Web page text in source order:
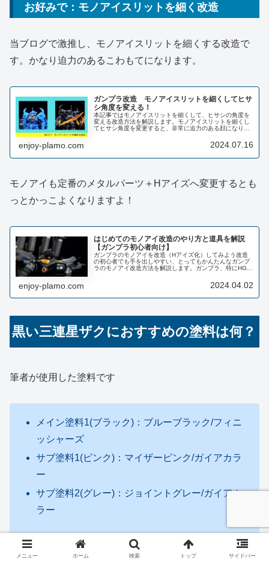
お好みで：モノアイスリットを細く改造
当ブログで激推し、モノアイスリットを細くする改造で
す。かなり迫力のあるこわもてになります。
ガンプラ改造 モノアイスリットを細くしてヒサ
シ角度を変える！
本記事ではモノアイスリットを細くして、ヒサシの角度を
変える改造方法を解説します。モノアイスリットを細くし
てヒサシ角度を変更すると、非常に迫力のある顔になりま
enjoy-plamo.com 2024.07.16
モノアイも定番のメタルパーツ＋Hアイズへ変更するとも
っとかっこよくなりますよ！
はじめてのモノアイ改造のやり方と道具を解説
【ガンプラ初心者向け】
ガンプラのモノアイを改造（Hアイズ化）してみよう改造
の初心者でも手を出しやすい、とってもかんたんなガンプ
ラのモノアイ改造方法を解説します。ガンプラ、特にHGの
enjoy-plamo.com 2024.04.02
黒い三連星ザクにおすすめの塗料は何？
筆者が使用した塗料です
メイン塗料1(ブラック)：ブルーブラック/フィニ
ッシャーズ
サブ塗料1(ピンク)：マイザーピンク/ガイアカラ
ー
サブ塗料2(グレー)：ジョイントグレー/ガイアカ
ラー
メニュー ホーム 検索 トップ サイドバー